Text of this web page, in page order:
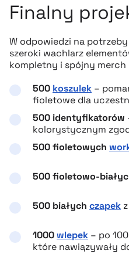
Finalny
W odpowiedzi na
szeroki wachlarz
kompletny i spójny
500 koszulek –
fioletowe dla
500 identyfikatorów
kolorystycznym
500 fioletowych
500 fioletowo-
500 białych czapek
1000wlepek – po
które nawiązywały